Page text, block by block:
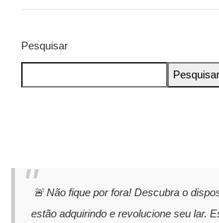
Pesquisar
Pesquisar
🚨 Não fique por fora! Descubra o
estão adquirindo e revolucione seu lar.